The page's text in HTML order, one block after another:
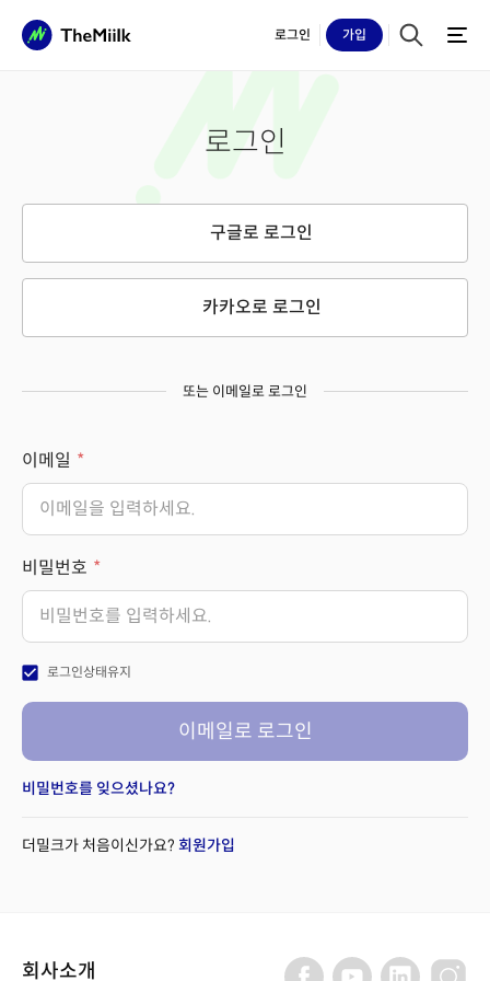
로그인 가입
로그인
구글로 로그인
카카오로 로그인
또는 이메일로 로그인
이메일
비밀번호
check_box 로그인상태유지
이메일로 로그인
비밀번호를 잊으셨나요?
더밀크가 처음이신가요? 회원가입
회사소개